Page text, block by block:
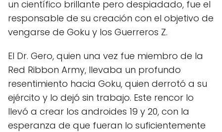
un científico brillante pero despiadado, fue el
responsable de su creación con el objetivo de
vengarse de Goku y los Guerreros Z.
El Dr. Gero, quien una vez fue miembro de la
Red Ribbon Army, llevaba un profundo
resentimiento hacia Goku, quien derrotó a su
ejército y lo dejó sin trabajo. Este rencor lo
llevó a crear los androides 19 y 20, con la
esperanza de que fueran lo suficientemente